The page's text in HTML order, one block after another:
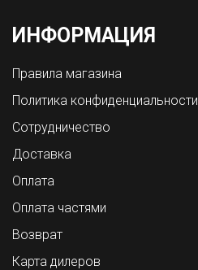
ИНФОРМАЦИЯ
Правила магазина
Политика конфиденциальности
Сотрудничество
Доставка
Оплата
Оплата частями
Возврат
Карта дилеров